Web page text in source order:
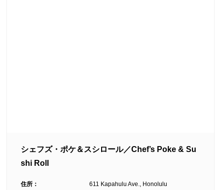
シェフズ・ポケ＆スシロール／Chef’s Poke & Su
shi Roll
住所： 611 Kapahulu Ave., Honolulu